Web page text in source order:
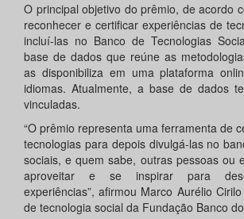
O principal objetivo do prêmio, de acordo
reconhecer e certificar experiências de
incluí-las no Banco de Tecnologias
base de dados que reúne as
as disponibiliza em uma plataforma
idiomas. Atualmente, a base de dados
vinculadas.
“O prêmio representa uma ferramenta de
tecnologias para depois divulgá-las no
sociais, e quem sabe, outras pessoas ou
aproveitar e se inspirar para
experiências”, afirmou Marco Aurélio
de tecnologia social da Fundação Banco